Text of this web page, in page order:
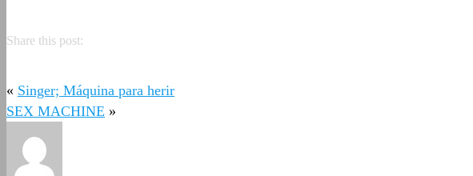
Share this post:
« Singer; Máquina para herir
SEX MACHINE »